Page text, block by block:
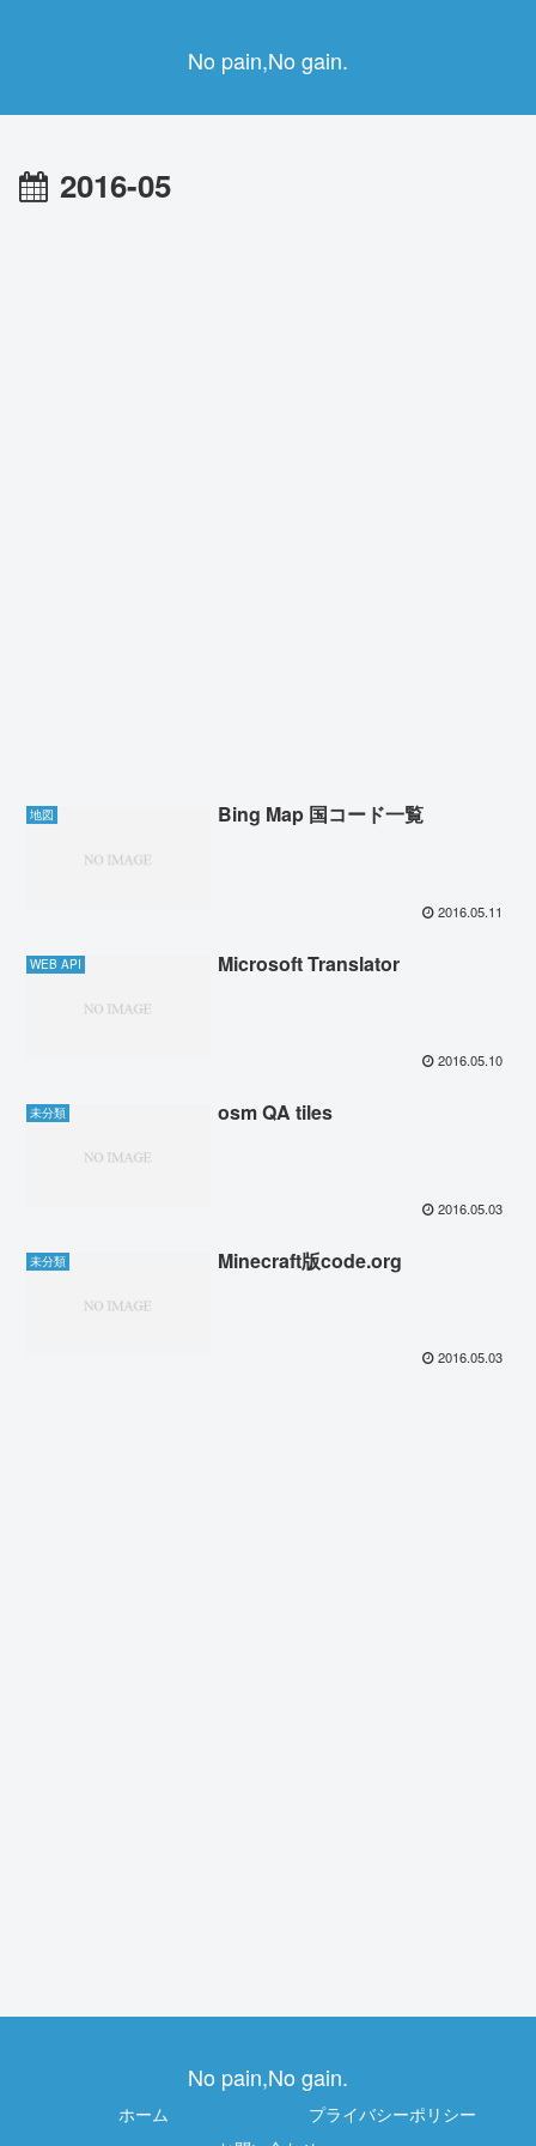
No pain,No gain.
2016-05
地図 Bing Map 国コード一覧
2016.05.11
WEB API Microsoft Translator
2016.05.10
未分類 osm QA tiles
2016.05.03
未分類 Minecraft版code.org
2016.05.03
No pain,No gain.
ホーム
プライバシーポリシー